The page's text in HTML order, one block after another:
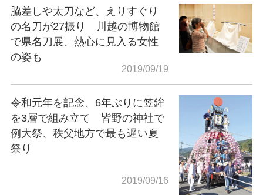
脇差しや太刀など、えりすぐり
の名刀が27振り 川越の博物館
で県名刀展、熱心に見入る女性
の姿も
2019/09/19
令和元年を記念、6年ぶりに笠鉾
を3層で組み立て 皆野の神社で
例大祭、秩父地方で最も遅い夏
祭り
2019/09/16